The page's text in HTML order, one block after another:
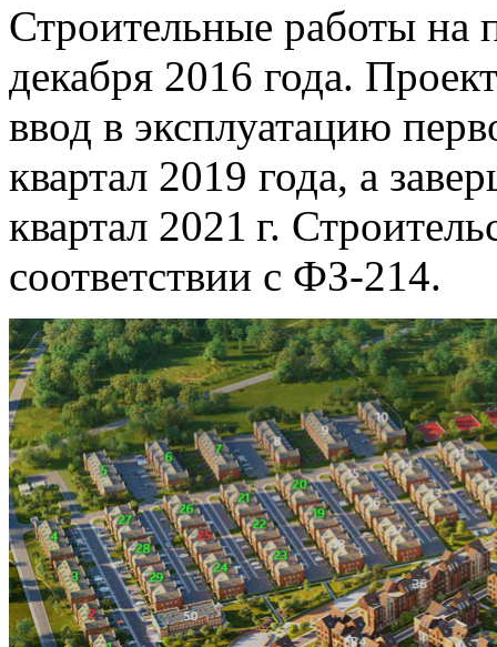
Строительные работы на
декабря 2016 года.
ввод в эксплуатацию
квартал 2019 года, а
квартал 2021 г.
соответствии с ФЗ-214.